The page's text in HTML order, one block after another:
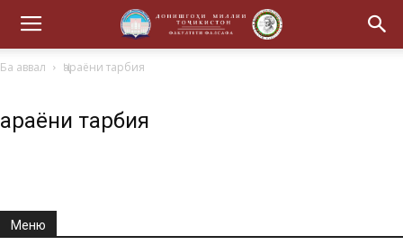
Ба аввал Ҷараёни тарбия
Ҷараёни тарбия
Меню